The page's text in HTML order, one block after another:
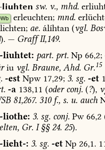
liuhten sw. v., mhd.
erleuchten; mnd.
ae.álíhtan(vgl.
). — GraffII,149.
liuhtet: part.prt.Np66,2;
iu vgl. Braune,Ahd.Gr.15
-estNpw17,29; 3.sg. -et
-a138,11 (oderconj.(?),
81,267.310f.,s.u.auch
3.sg.conj.Pw66,2
Gr.I§§24.25).
lieht-: 3.sg. -etNp26,1.